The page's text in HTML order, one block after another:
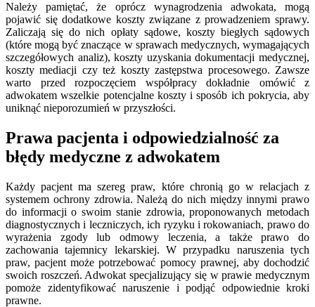
Należy pamiętać, że oprócz wynagrodzenia adwokata, mogą
pojawić się dodatkowe koszty związane z prowadzeniem sprawy.
Zaliczają się do nich opłaty sądowe, koszty biegłych sądowych
(które mogą być znaczące w sprawach medycznych, wymagających
szczegółowych analiz), koszty uzyskania dokumentacji medycznej,
koszty mediacji czy też koszty zastępstwa procesowego. Zawsze
warto przed rozpoczęciem współpracy dokładnie omówić z
adwokatem wszelkie potencjalne koszty i sposób ich pokrycia, aby
uniknąć nieporozumień w przyszłości.
Prawa pacjenta i odpowiedzialność za
błędy medyczne z adwokatem
Każdy pacjent ma szereg praw, które chronią go w relacjach z
systemem ochrony zdrowia. Należą do nich między innymi prawo
do informacji o swoim stanie zdrowia, proponowanych metodach
diagnostycznych i leczniczych, ich ryzyku i rokowaniach, prawo do
wyrażenia zgody lub odmowy leczenia, a także prawo do
zachowania tajemnicy lekarskiej. W przypadku naruszenia tych
praw, pacjent może potrzebować pomocy prawnej, aby dochodzić
swoich roszczeń. Adwokat specjalizujący się w prawie medycznym
pomoże zidentyfikować naruszenie i podjąć odpowiednie kroki
prawne.